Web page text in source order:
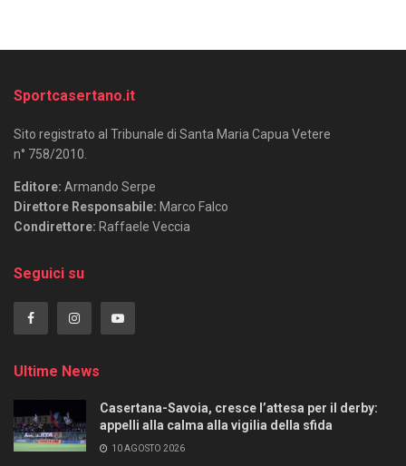
Sportcasertano.it
Sito registrato al Tribunale di Santa Maria Capua Vetere
n° 758/2010.
Editore: Armando Serpe
Direttore Responsabile: Marco Falco
Condirettore: Raffaele Veccia
Seguici su
Ultime News
Casertana-Savoia, cresce l’attesa per il derby:
appelli alla calma alla vigilia della sfida
10 AGOSTO 2026